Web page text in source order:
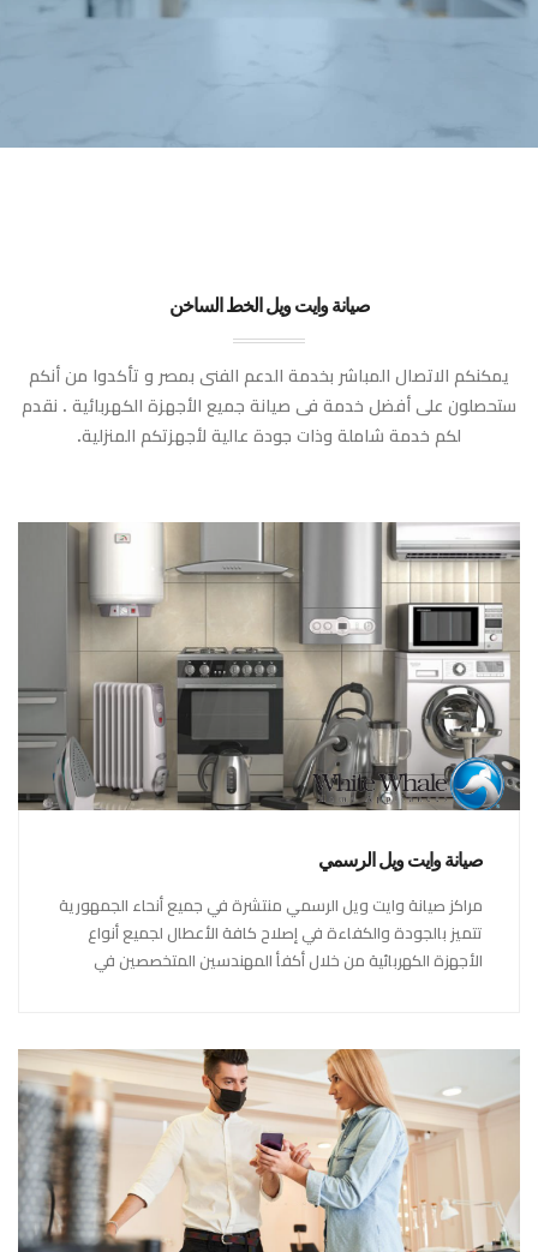
صيانة وايت ويل الخط الساخن
يمكنكم الاتصال المباشر بخدمة الدعم الفنى بمصر و تأكدوا من أنكم
ستحصلون على أفضل خدمة فى صيانة جميع الأجهزة الكهربائية . نقدم
لكم خدمة شاملة وذات جودة عالية لأجهزتكم المنزلية.
صيانة وايت ويل الرسمي
مراكز صيانة وايت ويل الرسمي منتشرة في جميع أنحاء الجمهورية
تتميز بالجودة والكفاءة في إصلاح كافة الأعطال لجميع أنواع
الأجهزة الكهربائية من خلال أكفأ المهندسين المتخصصين في